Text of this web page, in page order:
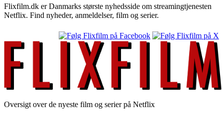
Flixfilm.dk er Danmarks største nyhedsside om streamingtjenesten
Netflix. Find nyheder, anmeldelser, film og serier.
Oversigt over de nyeste film og serier på Netflix